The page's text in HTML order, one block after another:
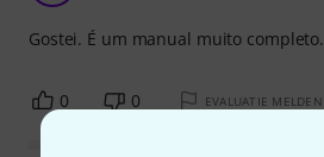
Gostei. É um manual muito completo.
0 0 EVALUATIE MELDEN